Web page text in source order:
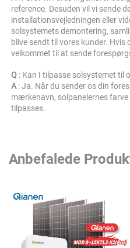
reference. Desuden vil vi sende
installationsvejledningen eller
solsystemets demontering,
blive sendt til vores kunder. Hvis
velkommet til at sende
Q : Kan I tilpasse solsystemet til
A : Ja. Når du sender os din
mærkenavn, solpanelernes
tilpasses.
Anbefalede